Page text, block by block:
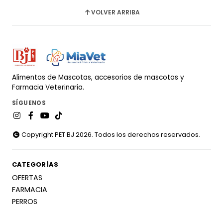
VOLVER ARRIBA
Alimentos de Mascotas, accesorios de mascotas y
Farmacia Veterinaria.
SÍGUENOS
Copyright PET BJ 2026. Todos los derechos reservados.
CATEGORÍAS
OFERTAS
FARMACIA
PERROS